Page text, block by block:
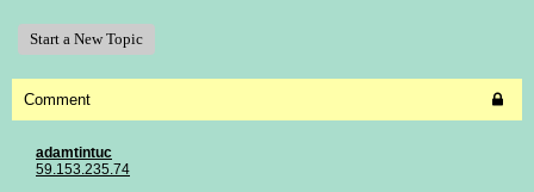
Start a New Topic
Comment
adamtintuc
59.153.235.74